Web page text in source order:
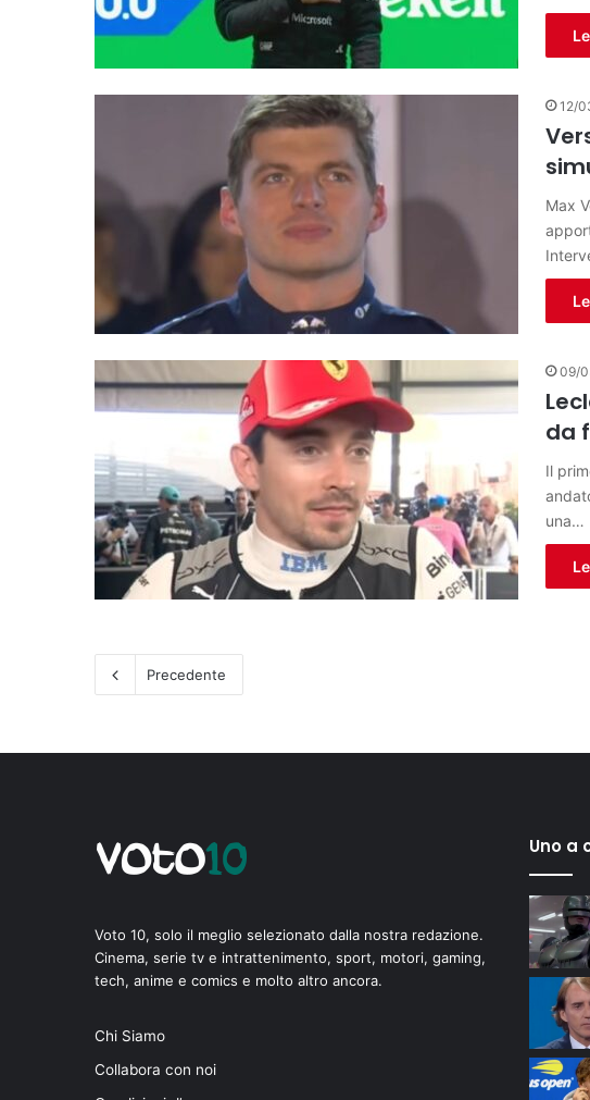
12/
Max
09/
da
Il
una…
Precedente
Voto 10, solo il meglio selezionato dalla nostra redazione.
Cinema, serie tv e intrattenimento, sport, motori, gaming,
tech, anime e comics e molto altro ancora.
Chi Siamo
Collabora con noi
Uno a